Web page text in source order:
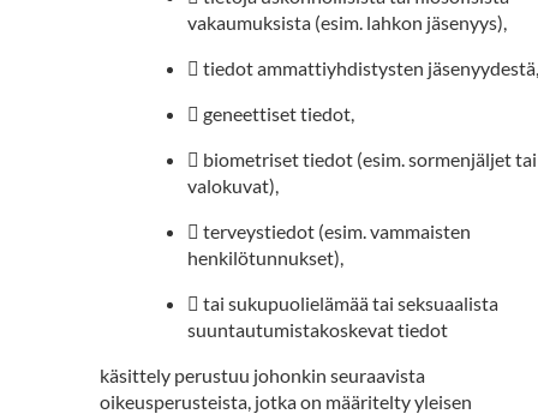
vakaumuksista (esim. lahkon jäsenyys),
 tiedot ammattiyhdistysten jäsenyydestä,
 geneettiset tiedot,
 biometriset tiedot (esim. sormenjäljet tai
valokuvat),
 terveystiedot (esim. vammaisten
henkilötunnukset),
 tai sukupuolielämää tai seksuaalista
suuntautumistakoskevat tiedot
käsittely perustuu johonkin seuraavista
oikeusperusteista, jotka on määritelty yleisen